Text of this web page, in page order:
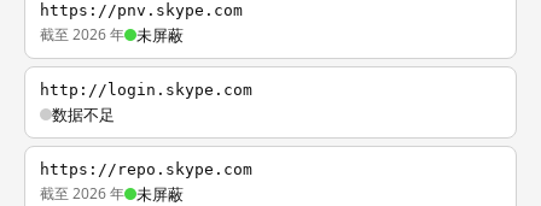
https://pnv.skype.com
截至 2026 年 未屏蔽
http://login.skype.com
数据不足
https://repo.skype.com
截至 2026 年 未屏蔽